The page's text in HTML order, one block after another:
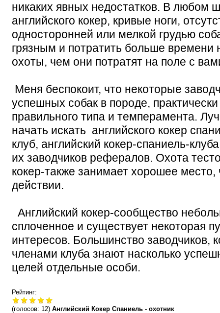
никаких явных недостатков. В любом
английского кокер, кривые ноги,
односторонней или мелкой грудью
грязным и потратить больше времени
охоты, чем они потратят на поле с
Меня беспокоит, что некоторые
успешных собак в породе,
правильного типа и темперамента.
начать искать английского кокер
клуб, английский кокер-спаниель-
их заводчиков рефералов. Охота
кокер-также занимает хорошее место,
действии.
Английский кокер-сообщество
сплоченное и существует некоторая
интересов. Большинство заводчиков,
членами клуба знают насколько
целей отдельные особи.
Рейтинг:
(голосов: 12) Английский Кокер Спаниель - охотник